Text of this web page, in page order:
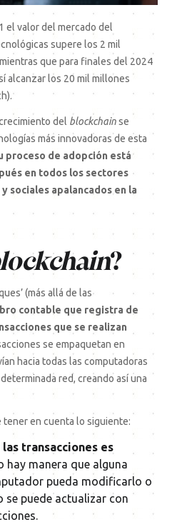
el valor del mercado del
supere los 2 mil
que para finales del 2024
alcanzar los 20 mil millones
del blockchainse
más innovadoras de esta
proceso de adopción está
en todos los sectores
sociales apalancados en la
?
(más allá de las
contable que registra de
que se realizan
se empaquetan en
hacia todas las computadoras
red, creando así una
en cuenta lo siguiente:
transacciones es
hay manera que alguna
pueda modificarlo o
se puede actualizar con